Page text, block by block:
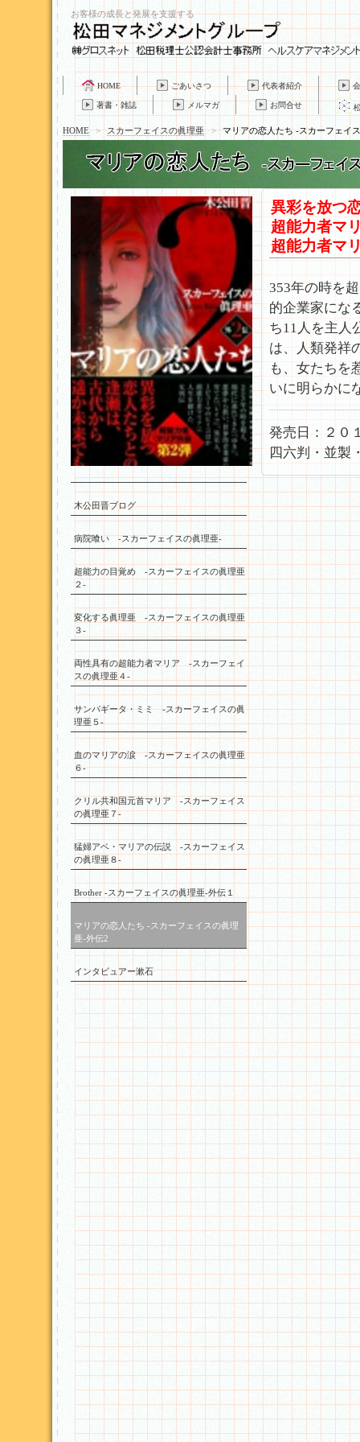
お客様の成長と発展を支援する
HOME ごあいさつ 代表者紹介
著書・雑誌 メルマガ お問合せ
HOME > スカーフェイスの眞理亜 > マリアの恋人たち -スカーフェイ
異彩を放つ
超能力者マ
超能力者マ
353年の時を
的企業家にな
ち11人を主人
は、人類発祥
も、女たちを
いに明らかに
発売日：２０
四六判・並製
木公田晋ブログ
病院喰い -スカーフェイスの眞理亜-
超能力の目覚め -スカーフェイスの眞理亜
２-
変化する眞理亜 -スカーフェイスの眞理亜
３-
両性具有の超能力者マリア -スカーフェイ
スの眞理亜４-
サンパギータ・ミミ -スカーフェイスの眞
理亜５-
血のマリアの涙 -スカーフェイスの眞理亜
６-
クリル共和国元首マリア -スカーフェイス
の眞理亜７-
猛婦アベ・マリアの伝説 -スカーフェイス
の眞理亜８-
Brother -スカーフェイスの眞理亜-外伝１
マリアの恋人たち -スカーフェイスの眞理
亜-外伝2
インタビュアー漱石